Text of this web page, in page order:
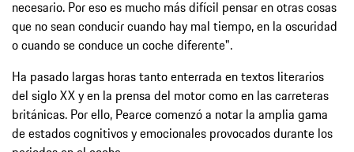
necesario. Por eso es mucho más difícil pensar en otras cosas
que no sean conducir cuando hay mal tiempo, en la oscuridad
o cuando se conduce un coche diferente".
Ha pasado largas horas tanto enterrada en textos literarios
del siglo XX y en la prensa del motor como en las carreteras
británicas. Por ello, Pearce comenzó a notar la amplia gama
de estados cognitivos y emocionales provocados durante los